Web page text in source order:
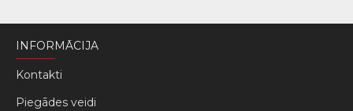
INFORMĀCIJA
Kontakti
Piegādes veidi